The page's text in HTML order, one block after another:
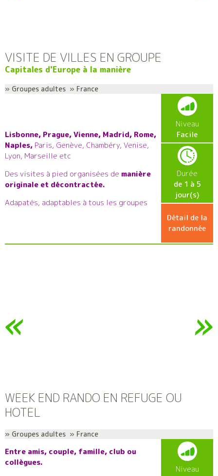
VISITE DE VILLES EN GROUPE
Capitales d'Europe à la manière
» Groupes adultes » France
Lisbonne, Prague, Vienne, Madrid, Rome,
Naples, Paris, Genève, Chambéry, Venise,
Lyon, Marseille etc
Des visites à pied organisées de manière
originale et décontractée.
Adapatés, adaptables à tous les groupes
Niveau
Facile
Durée
de 1 à 5
jour(s)
Détail de la
randonnée
WEEK END RANDO EN REFUGE OU
HOTEL
» Groupes adultes » France
Entre amis, couple, famille, club ou
collègues.
Niveau